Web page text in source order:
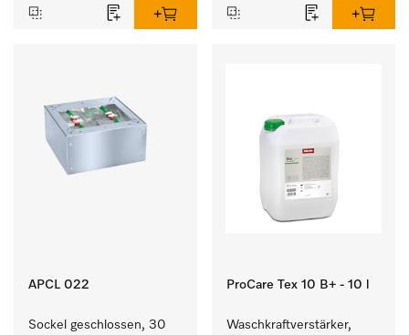
APCL 022
Sockel geschlossen, 30
ProCare Tex 10 B+ - 10 l
Waschkraftverstärker,